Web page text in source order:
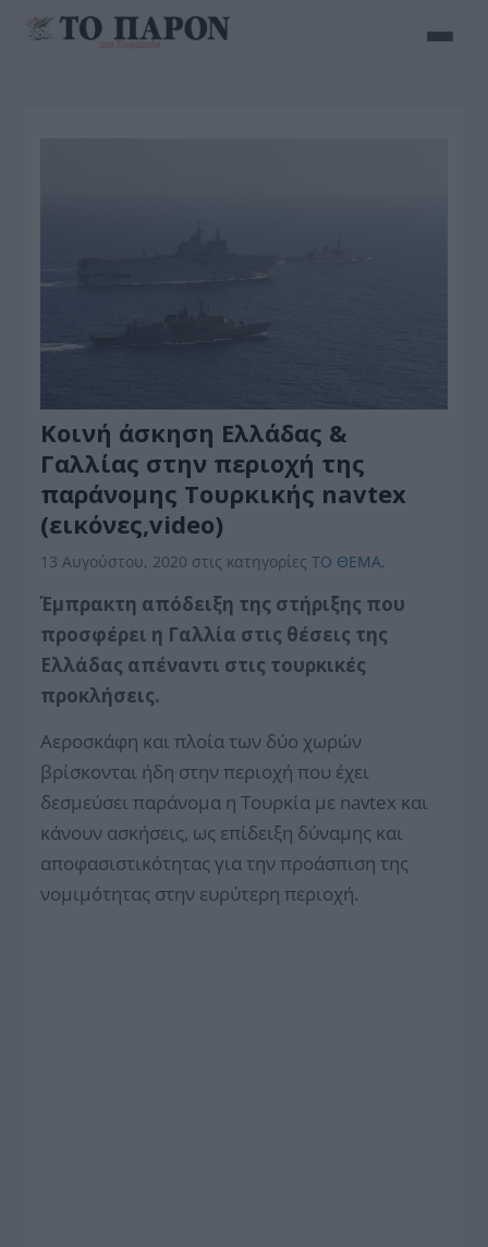
Κοινή άσκηση Ελλάδας &
Γαλλίας στην περιοχή της
παράνομης Τουρκικής navtex
(εικόνες,video)
13 Αυγούστου, 2020 στις κατηγορίεςΤΟ ΘΕΜΑ,
Έμπρακτη απόδειξη της στήριξης που
προσφέρει η Γαλλία στις θέσεις της
Ελλάδας απέναντι στις τουρκικές
προκλήσεις.
Αεροσκάφη και πλοία των δύο χωρών
βρίσκονται ήδη στην περιοχή που έχει
δεσμεύσει παράνομα η Τουρκία με navtex και
κάνουν ασκήσεις, ως επίδειξη δύναμης και
αποφασιστικότητας για την προάσπιση της
νομιμότητας στην ευρύτερη περιοχή.